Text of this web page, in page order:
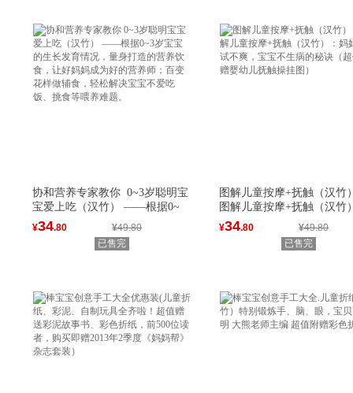
协和营养专家教你 0~3岁聪明宝
宝爱上吃（汉竹） ——根据0~
¥34.80 ¥49.80
已售完
图解儿童按摩+抚触（汉竹
图解儿童按摩+抚触（汉竹
妈
¥34.80 ¥49.80
已售完